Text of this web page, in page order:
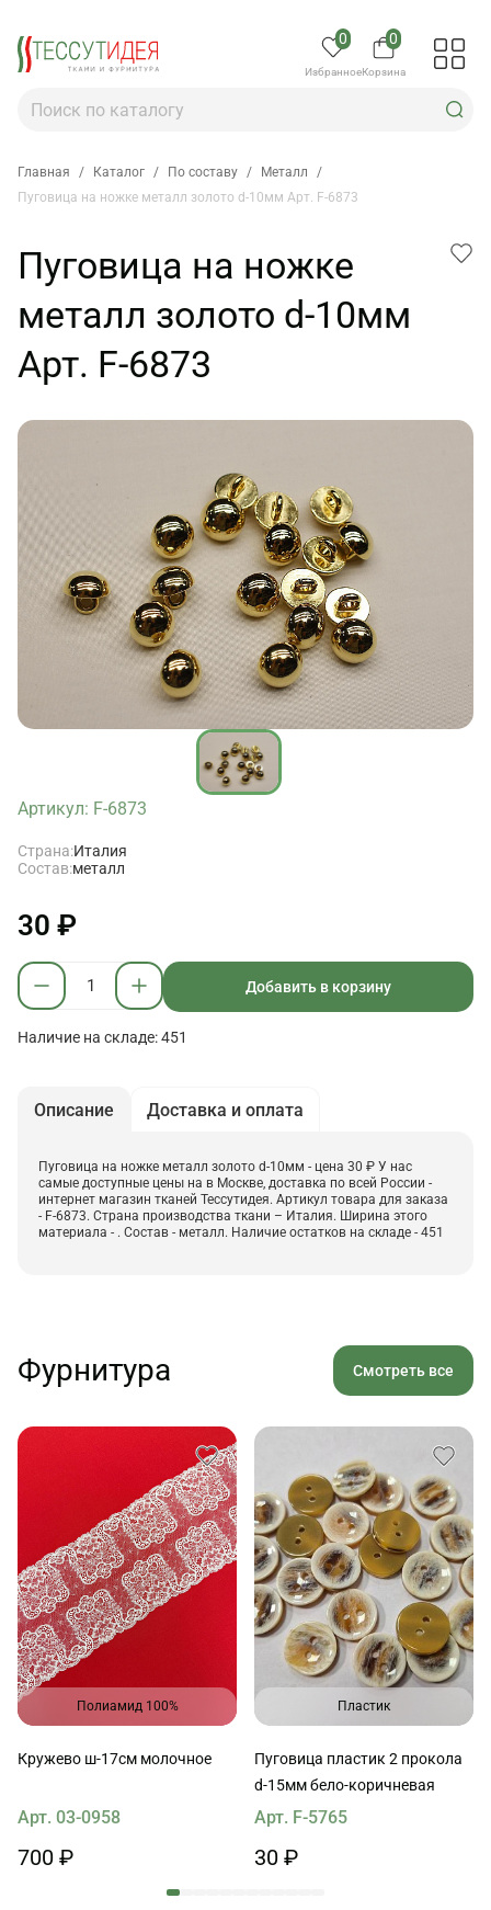
0
Избранное
0
Корзина
Главная / Каталог / По составу / Металл
/
Пуговица на ножке металл золото d-10мм Арт. F-6873
Пуговица на ножке
металл золото d-10мм
Арт. F-6873
Артикул: F-6873
Страна:Италия
Состав:металл
30 ₽
Добавить в корзину
Наличие на складе: 451
Описание Доставка и оплата
Пуговица на ножке металл золото d-10мм - цена 30 ₽ У нас
самые доступные цены на в Москве, доставка по всей России -
интернет магазин тканей Тессутидея. Артикул товара для заказа
- F-6873. Страна производства ткани – Италия. Ширина этого
материала - . Состав - металл. Наличие остатков на складе - 451
Фурнитура Смотреть все
Полиамид 100%
Кружево ш-17см молочное
Арт. 03-0958
700 ₽
Пластик
Пуговица пластик 2 прокола
d-15мм бело-коричневая
Арт. F-5765
30 ₽